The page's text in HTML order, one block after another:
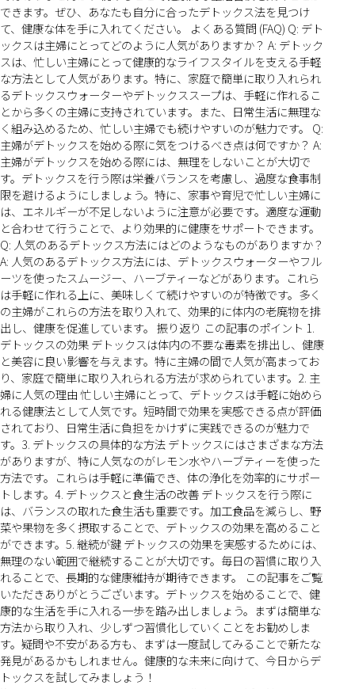
できます。ぜひ、あなたも自分に合ったデトックス法を見つけ
て、健康な体を手に入れてください。 よくある質問 (FAQ) Q: デト
ックスは主婦にとってどのように人気がありますか？ A: デトック
スは、忙しい主婦にとって健康的なライフスタイルを支える手軽
な方法として人気があります。特に、家庭で簡単に取り入れられ
るデトックスウォーターやデトックススープは、手軽に作れるこ
とから多くの主婦に支持されています。また、日常生活に無理な
く組み込めるため、忙しい主婦でも続けやすいのが魅力です。 Q:
主婦がデトックスを始める際に気をつけるべき点は何ですか？ A:
主婦がデトックスを始める際には、無理をしないことが大切で
す。デトックスを行う際は栄養バランスを考慮し、過度な食事制
限を避けるようにしましょう。特に、家事や育児で忙しい主婦に
は、エネルギーが不足しないように注意が必要です。適度な運動
と合わせて行うことで、より効果的に健康をサポートできます。
Q: 人気のあるデトックス方法にはどのようなものがありますか？
A: 人気のあるデトックス方法には、デトックスウォーターやフル
ーツを使ったスムージー、ハーブティーなどがあります。これら
は手軽に作れる上に、美味しくて続けやすいのが特徴です。多く
の主婦がこれらの方法を取り入れて、効果的に体内の老廃物を排
出し、健康を促進しています。 振り返り この記事のポイント 1.
デトックスの効果 デトックスは体内の不要な毒素を排出し、健康
と美容に良い影響を与えます。特に主婦の間で人気が高まってお
り、家庭で簡単に取り入れられる方法が求められています。2. 主
婦に人気の理由 忙しい主婦にとって、デトックスは手軽に始めら
れる健康法として人気です。短時間で効果を実感できる点が評価
されており、日常生活に負担をかけずに実践できるのが魅力で
す。3. デトックスの具体的な方法 デトックスにはさまざまな方法
がありますが、特に人気なのがレモン水やハーブティーを使った
方法です。これらは手軽に準備でき、体の浄化を効率的にサポー
トします。4. デトックスと食生活の改善 デトックスを行う際に
は、バランスの取れた食生活も重要です。加工食品を減らし、野
菜や果物を多く摂取することで、デトックスの効果を高めること
ができます。5. 継続が鍵 デトックスの効果を実感するためには、
無理のない範囲で継続することが大切です。毎日の習慣に取り入
れることで、長期的な健康維持が期待できます。 この記事をご覧
いただきありがとうございます。デトックスを始めることで、健
康的な生活を手に入れる一歩を踏み出しましょう。まずは簡単な
方法から取り入れ、少しずつ習慣化していくことをお勧めしま
す。疑問や不安がある方も、まずは一度試してみることで新たな
発見があるかもしれません。健康的な未来に向けて、今日からデ
トックスを試してみましょう！